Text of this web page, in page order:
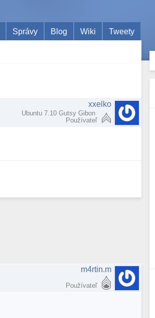
Správy Blog Wiki Tweety
xxelko
Ubuntu 7.10 Gutsy Gibon
Používateľ
m4rtin.m
Používateľ